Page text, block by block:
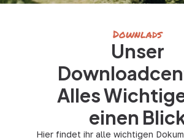
Downlads
Unser
Alles
einen
Hier findet ihr alle wichtigen